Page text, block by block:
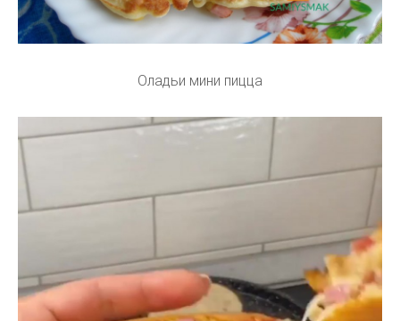
Оладьи мини пицца